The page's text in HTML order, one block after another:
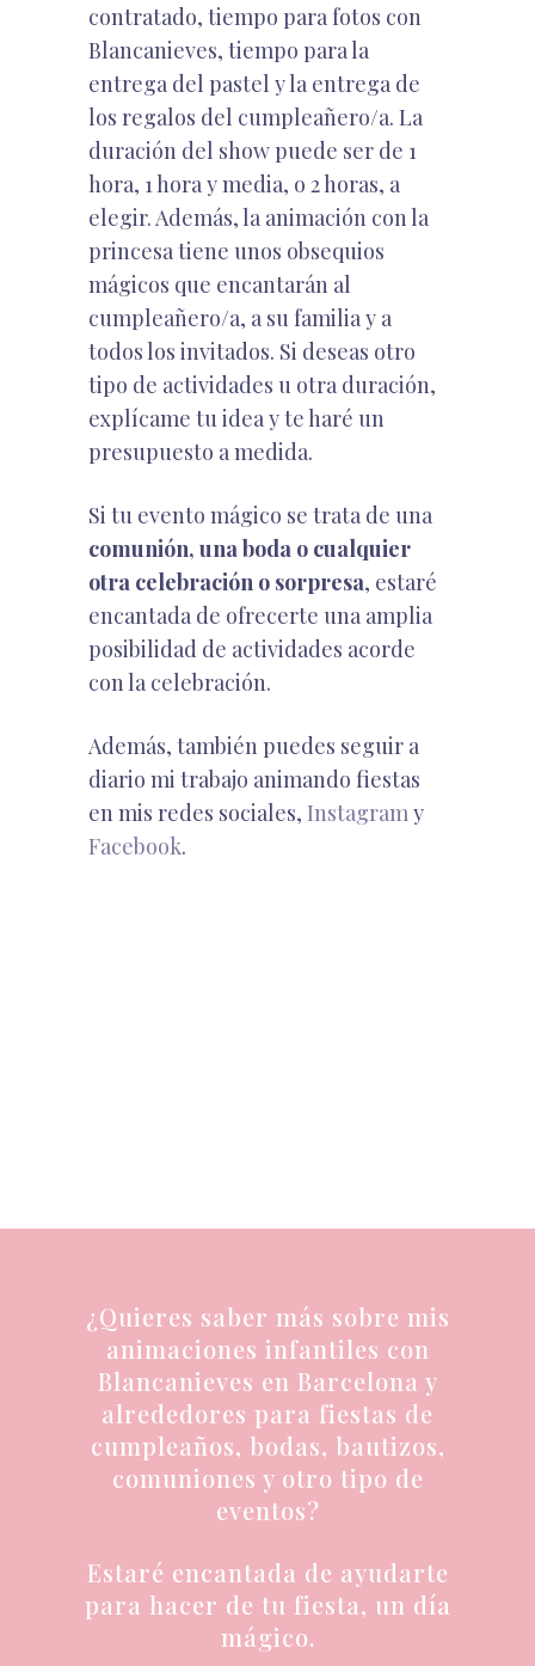
contratado, tiempo para fotos con
Blancanieves, tiempo para la
entrega del pastel y la entrega de
los regalos del cumpleañero/a. La
duración del show puede ser de 1
hora, 1 hora y media, o 2 horas, a
elegir. Además, la animación con la
princesa tiene unos obsequios
mágicos que encantarán al
cumpleañero/a, a su familia y a
todos los invitados. Si deseas otro
tipo de actividades u otra duración,
explícame tu idea y te haré un
presupuesto a medida.
Si tu evento mágico se trata de una
comunión, una boda o cualquier
otra celebración o sorpresa, estaré
encantada de ofrecerte una amplia
posibilidad de actividades acorde
con la celebración.
Además, también puedes seguir a
diario mi trabajo animando fiestas
en mis redes sociales, Instagramy
Facebook.
¿Quieres saber más sobre mis
animaciones infantiles con
Blancanieves en Barcelona y
alrededores para fiestas de
cumpleaños, bodas, bautizos,
comuniones y otro tipo de
eventos?
Estaré encantada de ayudarte
para hacer de tu fiesta, un día
mágico.